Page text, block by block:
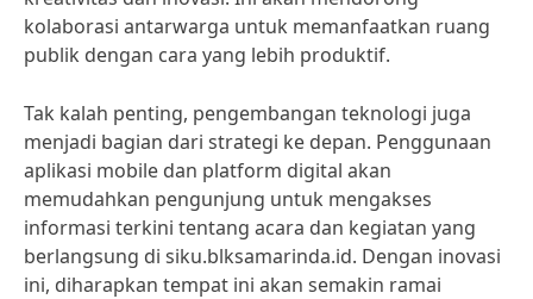
kolaborasi antarwarga untuk memanfaatkan ruang
publik dengan cara yang lebih produktif.
Tak kalah penting, pengembangan teknologi juga
menjadi bagian dari strategi ke depan. Penggunaan
aplikasi mobile dan platform digital akan
memudahkan pengunjung untuk mengakses
informasi terkini tentang acara dan kegiatan yang
berlangsung di siku.blksamarinda.id. Dengan inovasi
ini, diharapkan tempat ini akan semakin ramai